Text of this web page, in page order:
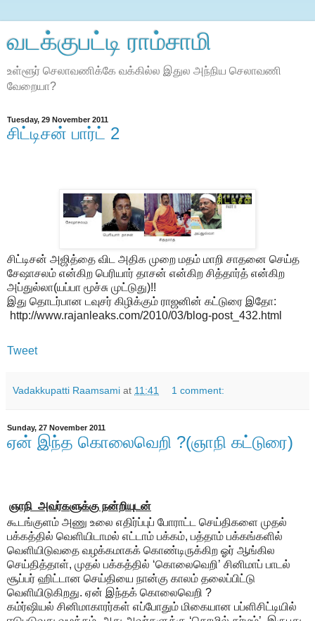
வடக்குபட்டி ராம்சாமி
உள்ளூர் செலாவணிக்கே வக்கில்ல இதுல அந்நிய செலாவணி
வேறையா?
Tuesday, 29 November 2011
சிட்டிசன் பார்ட் 2
சிட்டிசன் அஜித்தை விட அதிக முறை மதம் மாறி சாதனை செய்த
சேஷாசலம் என்கிற பெரியார் தாசன் என்கிற சித்தார்த் என்கிற
அப்துல்லா(யப்பா மூச்சு முட்டுது)!!
இது தொடர்பான டவுசர் கிழிக்கும் ராஜனின் கட்டுரை இதோ:
http://www.rajanleaks.com/2010/03/blog-post_432.html
Tweet
Vadakkupatti Raamsami at 11:41 1 comment:
Sunday, 27 November 2011
ஏன் இந்த கொலைவெறி ?(ஞாநி கட்டுரை)
ஞாநி அவர்களுக்கு நன்றியுடன்
கூடங்குளம் அணு உலை எதிர்ப்புப் போராட்ட செய்திகளை முதல்
பக்கத்தில் வெளியிடாமல் எட்டாம் பக்கம், பத்தாம் பக்கங்களில்
வெளியிடுவதை வழக்கமாகக் கொண்டிருக்கிற ஓர் ஆங்கில
செய்தித்தாள், முதல் பக்கத்தில் ‘கொலைவெறி’ சினிமாப் பாடல்
சூப்பர் ஹிட்டான செய்தியை நான்கு காலம் தலைப்பிட்டு
வெளியிடுகிறது. ஏன் இந்தக் கொலைவெறி ?
கம்ர்ஷியல் சினிமாகாரர்கள் எப்போதும் மிகையான பப்ளிசிட்டியில்